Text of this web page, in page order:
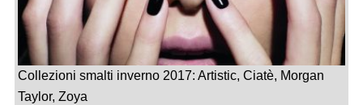
Collezioni smalti inverno 2017: Artistic, Ciatè, Morgan
Taylor, Zoya